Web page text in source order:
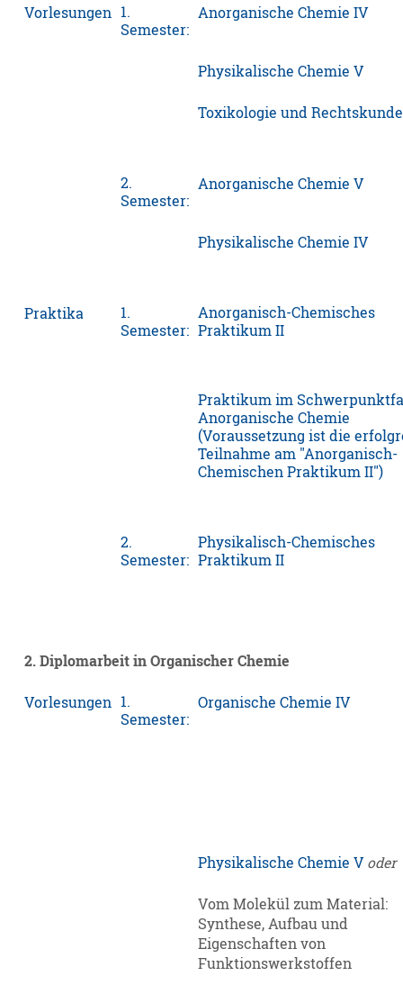
Vorlesungen 1.
Semester:
Anorganische Chemie IV
Physikalische Chemie V
Toxikologie und Rechtskunde
2.
Semester:
Anorganische Chemie V
Physikalische Chemie IV
Praktika
1.
Semester:
Anorganisch-Chemisches
Praktikum II
Praktikum im
Anorganische Chemie
(Voraussetzung ist die
Teilnahme am "Anorganisch-
Chemischen Praktikum II")
2.
Semester:
Physikalisch-Chemisches
Praktikum II
2. Diplomarbeit in Organischer Chemie
Vorlesungen 1.
Semester:
Organische Chemie IV
Physikalische Chemie V oder
Vom Molekül zum Material:
Synthese, Aufbau und
Eigenschaften von
Funktionswerkstoffen